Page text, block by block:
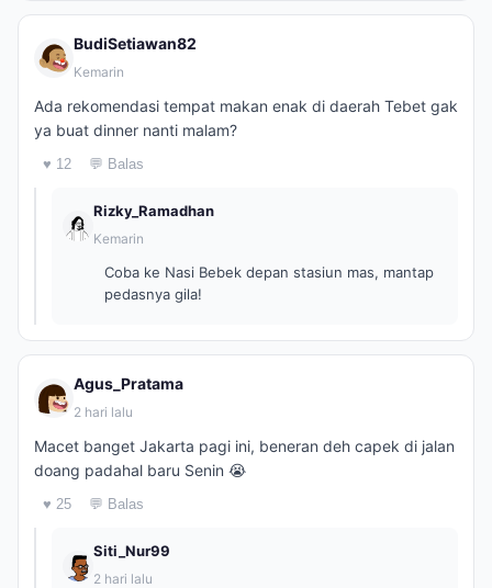
BudiSetiawan82
Kemarin
Ada rekomendasi tempat makan enak di daerah Tebet gak
ya buat dinner nanti malam?
♥ 12 💬 Balas
Rizky_Ramadhan
Kemarin
Coba ke Nasi Bebek depan stasiun mas, mantap
pedasnya gila!
Agus_Pratama
2 hari lalu
Macet banget Jakarta pagi ini, beneran deh capek di jalan
doang padahal baru Senin 😭
♥ 25 💬 Balas
Siti_Nur99
2 hari lalu